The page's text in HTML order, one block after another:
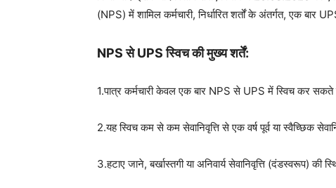
(NPS) में शामिल कर्मचारी, निर्धारित शर्तों के अंतर्गत, एक बार
NPS से UPS स्विच की मुख्य शर्तें:
1.पात्र कर्मचारी केवल एक बार NPS से UPS में स्विच कर
2.यह स्विच कम से कम सेवानिवृत्ति से एक वर्ष पूर्व या स्वैच्छिक
3.हटाए जाने, बर्खास्तगी या अनिवार्य सेवानिवृत्ति (दंडस्वरूप) की